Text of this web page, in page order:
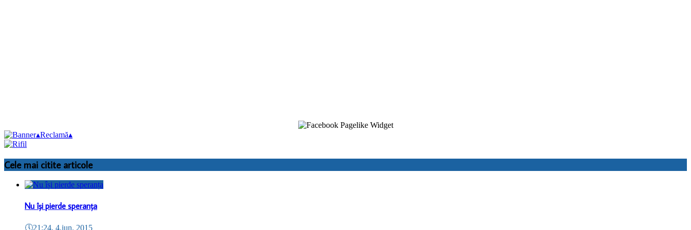
▴Reclamă▴
Cele mai citite articole
Nu își pierde speranța
🕔21:24, 4.iun. 2015